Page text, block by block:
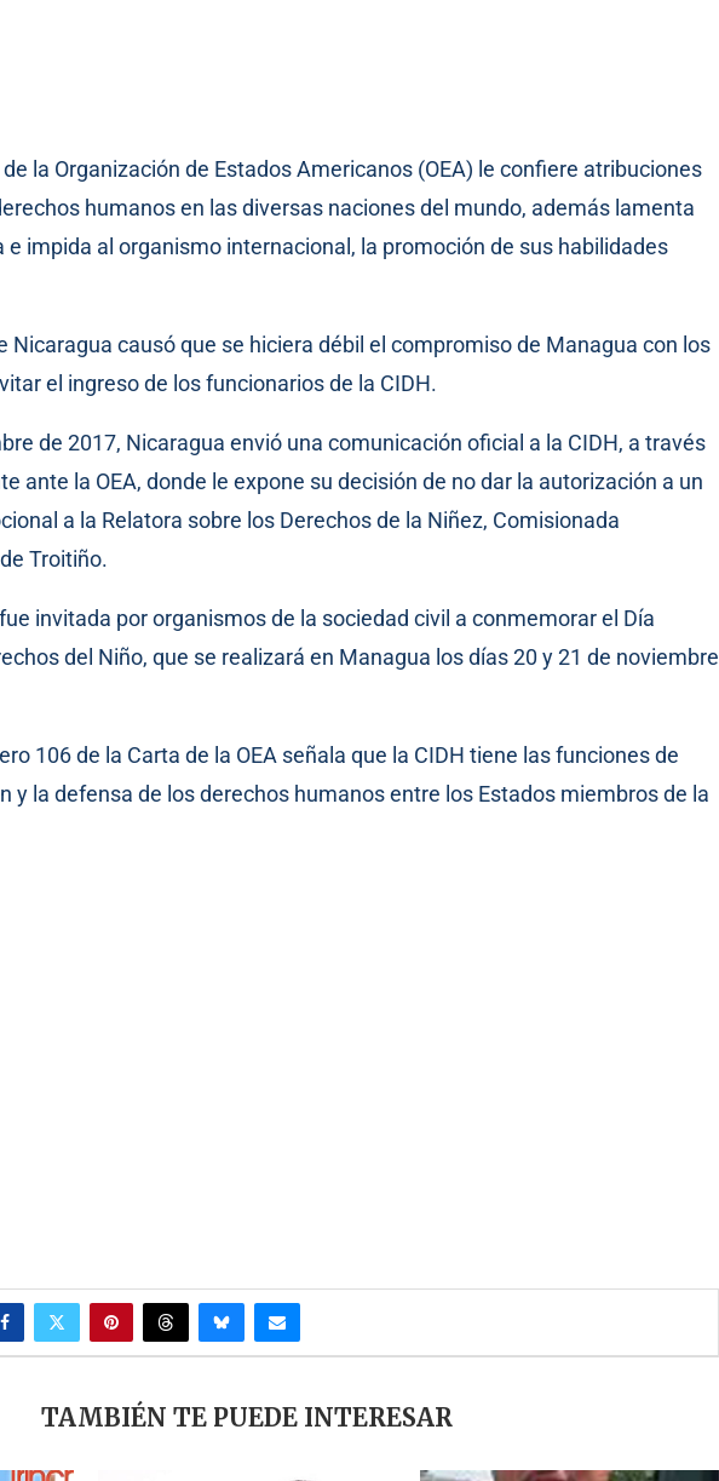
la Organización de Estados Americanos (OEA) le confiere atribuciones
humanos en las diversas naciones del mundo, además lamenta
impida al organismo internacional, la promoción de sus habilidades
Nicaragua causó que se hiciera débil el compromiso de Managua con los
el ingreso de los funcionarios de la CIDH.
de 2017, Nicaragua envió una comunicación oficial a la CIDH, a través
ante la OEA, donde le expone su decisión de no dar la autorización a un
a la Relatora sobre los Derechos de la Niñez, Comisionada
Troitiño.
invitada por organismos de la sociedad civil a conmemorar el Día
del Niño, que se realizará en Managua los días 20 y 21 de noviembre
106 de la Carta de la OEA señala que la CIDH tiene las funciones de
y la defensa de los derechos humanos entre los Estados miembros de la
TAMBIÉN TE PUEDE INTERESAR